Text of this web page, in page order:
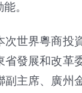
。
世界粵商投
省發展和改革
副主席、廣州